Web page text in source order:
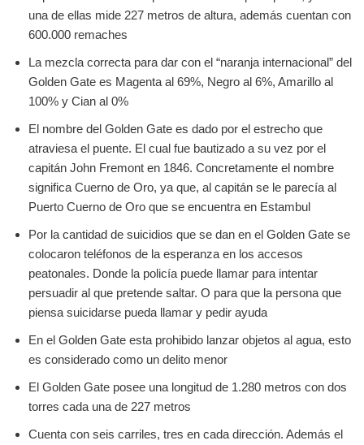
una de ellas mide 227 metros de altura, además cuentan con
600.000 remaches
La mezcla correcta para dar con el “naranja internacional” del
Golden Gate es Magenta al 69%, Negro al 6%, Amarillo al
100% y Cian al 0%
El nombre del Golden Gate es dado por el estrecho que
atraviesa el puente. El cual fue bautizado a su vez por el
capitán John Fremont en 1846. Concretamente el nombre
significa Cuerno de Oro, ya que, al capitán se le parecía al
Puerto Cuerno de Oro que se encuentra en Estambul
Por la cantidad de suicidios que se dan en el Golden Gate se
colocaron teléfonos de la esperanza en los accesos
peatonales. Donde la policía puede llamar para intentar
persuadir al que pretende saltar. O para que la persona que
piensa suicidarse pueda llamar y pedir ayuda
En el Golden Gate esta prohibido lanzar objetos al agua, esto
es considerado como un delito menor
El Golden Gate posee una longitud de 1.280 metros con dos
torres cada una de 227 metros
Cuenta con seis carriles, tres en cada dirección. Además el